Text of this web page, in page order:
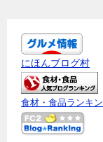
にほんブログ村
食材・食品ランキ